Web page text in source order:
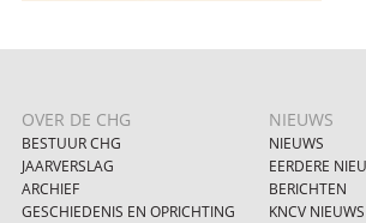
OVER DE CHG
BESTUUR CHG
JAARVERSLAG
ARCHIEF
GESCHIEDENIS EN OPRICHTING
NIEUWS
NIEUWS
EERDERE
BERICHTEN
KNCV NIEUWS